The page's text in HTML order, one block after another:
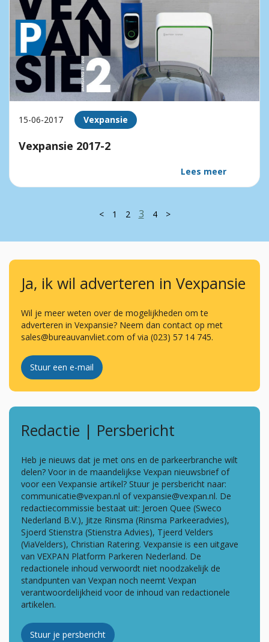
15-06-2017 Vexpansie
Vexpansie 2017-2
Lees meer
< 1 2 3 4 >
Ja, ik wil adverteren in Vexpansie
Wil je meer weten over de mogelijkheden om te
adverteren in Vexpansie? Neem dan contact op met
sales@bureauvanvliet.com of via (023) 57 14 745.
Stuur een e-mail
Redactie | Persbericht
Heb je nieuws dat je met ons en de parkeerbranche wilt
delen? Voor in de maandelijkse Vexpan nieuwsbrief of
voor een Vexpansie artikel? Stuur je persbericht naar:
communicatie@vexpan.nl of vexpansie@vexpan.nl. De
redactiecommissie bestaat uit: Jeroen Quee (Sweco
Nederland B.V.), Jitze Rinsma (Rinsma Parkeeradvies),
Sjoerd Stienstra (Stienstra Advies), Tjeerd Velders
(ViaVelders), Christian Ratering. Vexpansie is een uitgave
van VEXPAN Platform Parkeren Nederland. De
redactionele inhoud verwoordt niet noodzakelijk de
standpunten van Vexpan noch neemt Vexpan
verantwoordelijkheid voor de inhoud van redactionele
artikelen.
Stuur je persbericht